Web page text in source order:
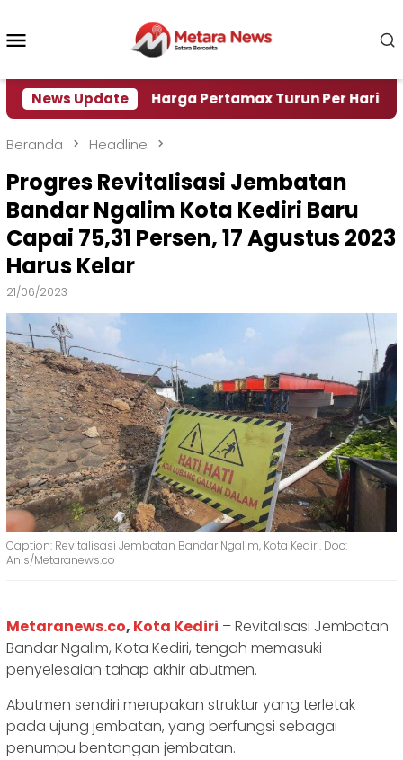
konten
News UpdateHarga Pertamax Turun Per Hari Ini, Segini
Beranda Headline
Progres Revitalisasi Jembatan
Bandar Ngalim Kota Kediri Baru
Capai 75,31 Persen, 17 Agustus 2023
Harus Kelar
21/06/2023
Caption: Revitalisasi Jembatan Bandar Ngalim, Kota Kediri. Doc:
Anis/Metaranews.co
Metaranews.co, Kota Kediri – Revitalisasi Jembatan
Bandar Ngalim, Kota Kediri, tengah memasuki
penyelesaian tahap akhir abutmen.
Abutmen sendiri merupakan struktur yang terletak
pada ujung jembatan, yang berfungsi sebagai
penumpu bentangan jembatan.